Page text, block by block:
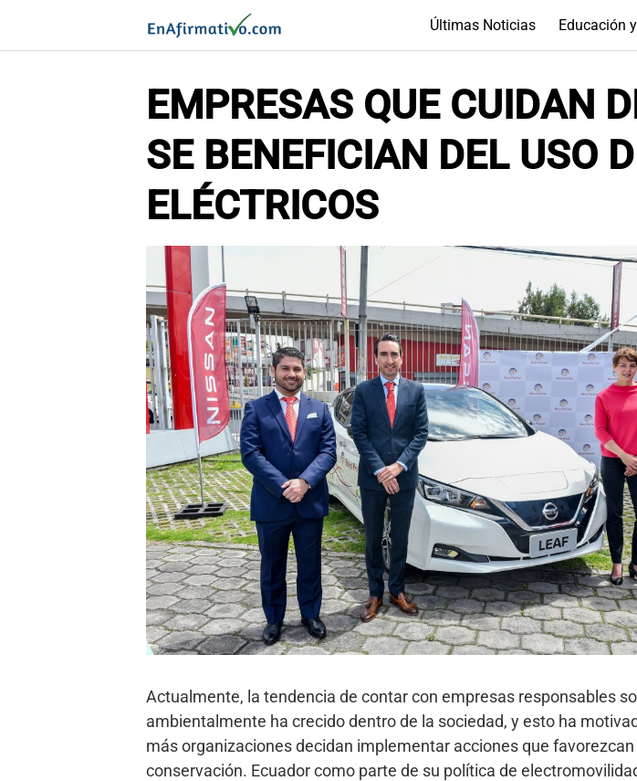
contenido
Últimas Noticias Educación
EMPRESAS QUE CUIDAN
SE BENEFICIAN DEL USO
ELÉCTRICOS
Actualmente, la tendencia de contar con empresas responsables
ambientalmente ha crecido dentro de la sociedad, y esto ha
más organizaciones decidan implementar acciones que favorezcan
conservación. Ecuador como parte de su política de